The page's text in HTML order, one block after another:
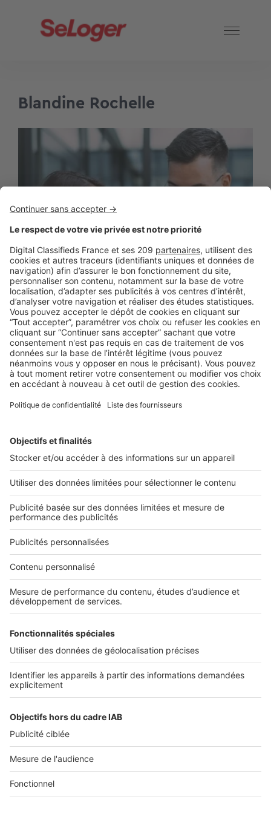
Blandine Rochelle
BUSINESS
Comment mettre en place un
programme de fidélité ?
Si vous êtes un professionnel de l’immobilier, la fidélisation
des clients ne doit pas être reléguée au ...
2 rue des Italiens 75009 Paris
01 53 38 80 00
Nos solutions pro
Actualités pro
Nous contacter
Connexion à My SeLoger Pro
Espace Presse